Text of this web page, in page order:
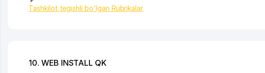
Tashkilot tegishli bo'lgan Rubrikalar
10. WEB INSTALL QK